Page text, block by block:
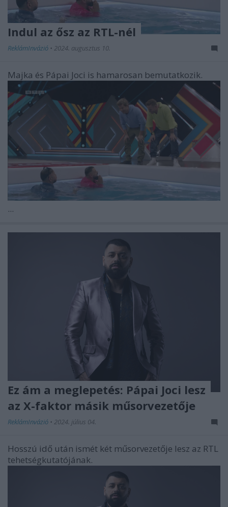
Indul az ősz az RTL-nél
ReklámInvázió • 2024. augusztus 10.
Majka és Pápai Joci is hamarosan bemutatkozik.
...
Ez ám a meglepetés: Pápai Joci lesz
az X-faktor másik műsorvezetője
ReklámInvázió • 2024. július 04.
Hosszú idő után ismét két műsorvezetője lesz az RTL
tehetségkutatójának.